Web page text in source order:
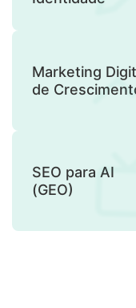
Marketing
de
SEO para AI
(GEO)